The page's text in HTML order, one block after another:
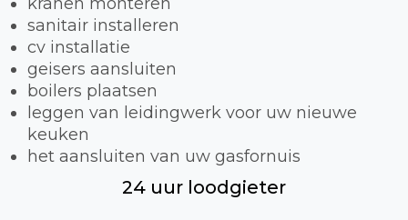
sanitair installeren
cv installatie
geisers aansluiten
boilers plaatsen
leggen van leidingwerk voor uw nieuwe
keuken
het aansluiten van uw gasfornuis
24 uur loodgieter